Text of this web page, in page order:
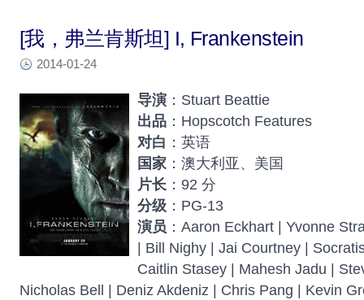
[我，弗兰肯斯坦] I, Frankenstein
2014-01-24
导演 ：Stuart Beattie
出品 ：Hopscotch Features
对白 ：英语
国家 ：澳大利亚、美国
片长 ：92 分
分级 ：PG-13
演员 ：Aaron Eckhart | Yvonne
| Bill Nighy | Jai Courtney |
Caitlin Stasey | Mahesh Jadu |
Nicholas Bell | Deniz Akdeniz | Chris Pang | Kevin